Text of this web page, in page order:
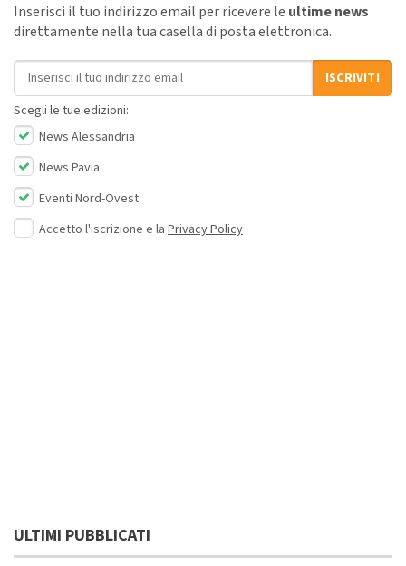
Inserisci il tuo indirizzo email per ricevere le ultime news
direttamente nella tua casella di posta elettronica.
Indirizzo email
ISCRIVITI
Scegli le tue edizioni:
News Alessandria
News Pavia
Eventi Nord-Ovest
Accetto l'iscrizione e la Privacy Policy
ULTIMI PUBBLICATI